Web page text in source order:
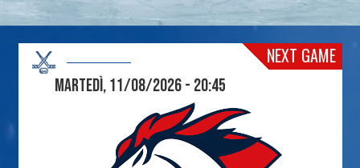
NEXT GAME
Martedì, 11/08/2026 - 20:45